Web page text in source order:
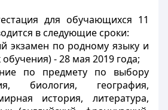
для обучающихся 11
в следующие сроки:
экзамен по родному языку и
- 28 мая 2019 года;
по предмету по выбору
биология, география,
история, литература,